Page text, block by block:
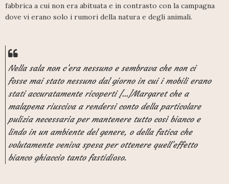
fabbrica a cui non era abituata e in contrasto con la campagna
dove vi erano solo i rumori della natura e degli animali.
Nella sala non c’era nessuno e sembrava che non ci
fosse mai stato nessuno dal giorno in cui i mobili erano
stati accuratamente ricoperti [...]Margaret che a
malapena riusciva a rendersi conto della particolare
pulizia necessaria per mantenere tutto così bianco e
lindo in un ambiente del genere, o della fatica che
volutamente veniva spesa per ottenere quell’effetto
bianco ghiaccio tanto fastidioso.